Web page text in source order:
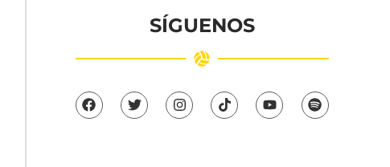
SÍGUENOS